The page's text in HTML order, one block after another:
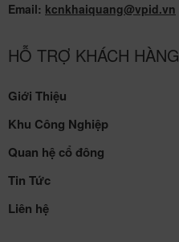
Email: kcnkhaiquang@vpid.vn
HỖ TRỢ KHÁCH HÀNG
Giới Thiệu
Khu Công Nghiệp
Quan hệ cổ đông
Tin Tức
Liên hệ